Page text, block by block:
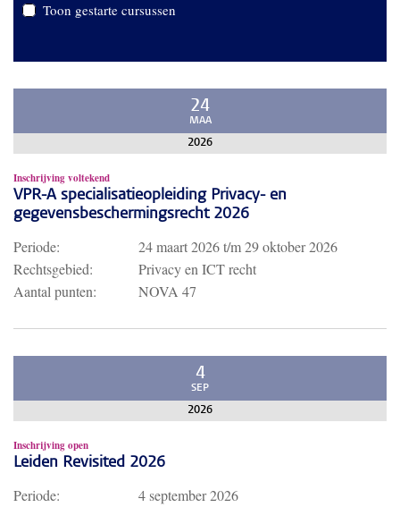
Toon gestarte cursussen
24
MAA
2026
Inschrijving voltekend
VPR-A specialisatieopleiding Privacy- en
gegevensbeschermingsrecht 2026
Periode: 24 maart 2026t/m29 oktober 2026
Rechtsgebied:
Privacy en ICT recht
Aantal punten:
NOVA 47
4
SEP
2026
Inschrijving open
Leiden Revisited 2026
Periode:
4 september 2026